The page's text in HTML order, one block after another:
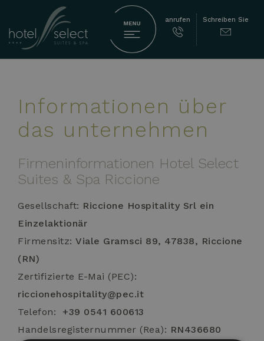
anrufen Schreiben Sie
Informationen über
das unternehmen
Firmeninformationen Hotel Select
Suites & Spa Riccione
Gesellschaft: Riccione Hospitality Srl ein
Einzelaktionär
Firmensitz: Viale Gramsci 89, 47838, Riccione
(RN)
Zertifizierte E-Mai (PEC):
riccionehospitality@pec.it
Telefon: +39 0541 600613
Handelsregisternummer (Rea): RN436680